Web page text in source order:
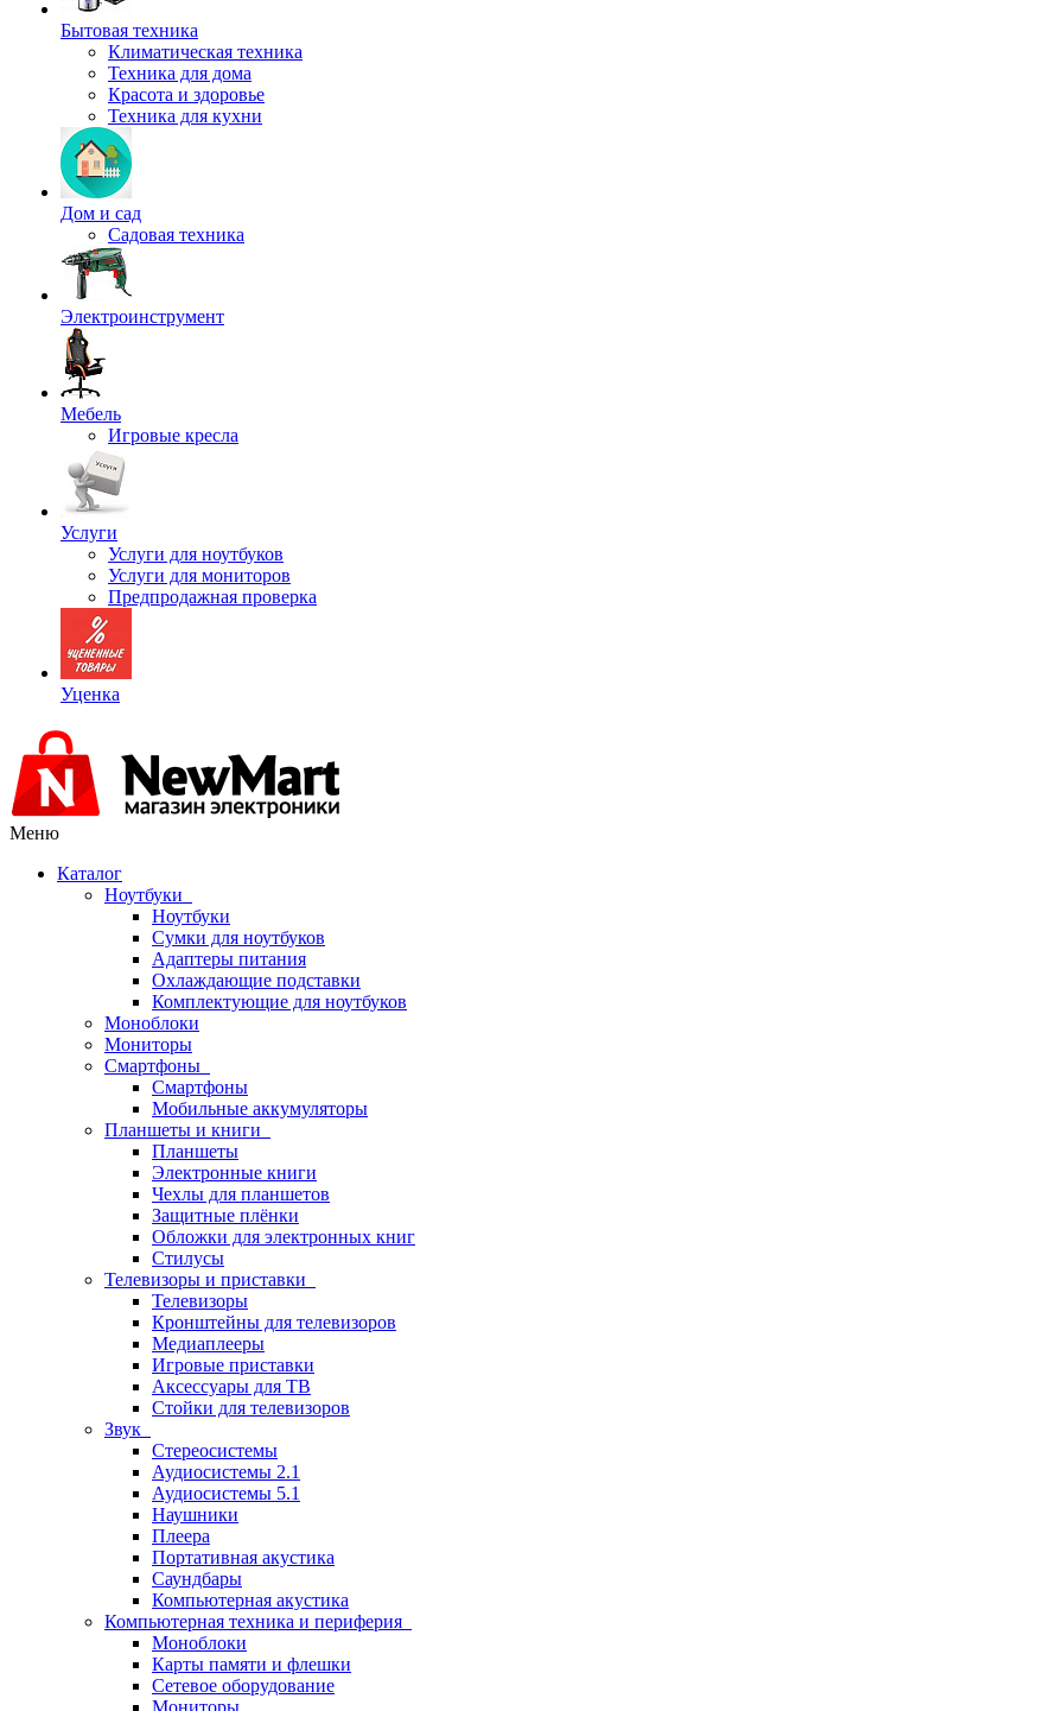
Бытовая техника
Климатическая техника
Техника для дома
Красота и здоровье
Техника для кухни
Дом и сад
Садовая техника
Электроинструмент
Мебель
Игровые кресла
Услуги
Услуги для ноутбуков
Услуги для мониторов
Предпродажная проверка
Уценка
Меню
Каталог
Ноутбуки
Ноутбуки
Сумки для ноутбуков
Адаптеры питания
Охлаждающие подставки
Комплектующие для ноутбуков
Моноблоки
Мониторы
Смартфоны
Смартфоны
Мобильные аккумуляторы
Планшеты и книги
Планшеты
Электронные книги
Чехлы для планшетов
Защитные плёнки
Обложки для электронных книг
Стилусы
Телевизоры и приставки
Телевизоры
Кронштейны для телевизоров
Медиаплееры
Игровые приставки
Аксессуары для ТВ
Стойки для телевизоров
Звук
Стереосистемы
Аудиосистемы 2.1
Аудиосистемы 5.1
Наушники
Плеера
Портативная акустика
Саундбары
Компьютерная акустика
Компьютерная техника и периферия
Моноблоки
Карты памяти и флешки
Сетевое оборудование
Мониторы